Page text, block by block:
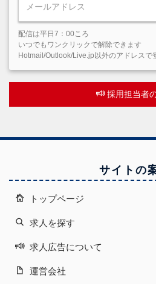
配信は平日7：00ころ
いつでもワンクリックで解除できます
Hotmail/Outlook/Live.jp以外のアドレスで
採用担当者
サイトの
トップページ
求人を探す
求人広告について
運営会社